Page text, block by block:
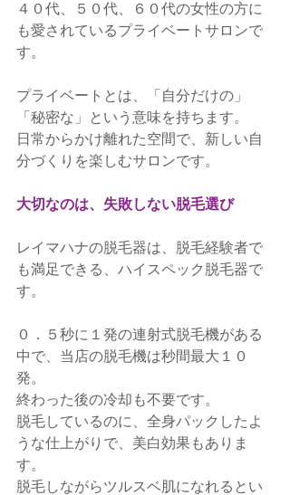
４０代、５０代、６０代の女性の方に
も愛されているプライベートサロンで
す。
プライベートとは、「自分だけの」
「秘密な」という意味を持ちます。
日常からかけ離れた空間で、新しい自
分づくりを楽しむサロンです。
大切なのは、失敗しない脱毛選び
レイマハナの脱毛器は、脱毛経験者で
も満足できる、ハイスペック脱毛器で
す。
０．５秒に１発の連射式脱毛機がある
中で、当店の脱毛機は秒間最大１０
発。
終わった後の冷却も不要です。
脱毛しているのに、全身パックしたよ
うな仕上がりで、美白効果もありま
す。
脱毛しながらツルスベ肌になれるとい